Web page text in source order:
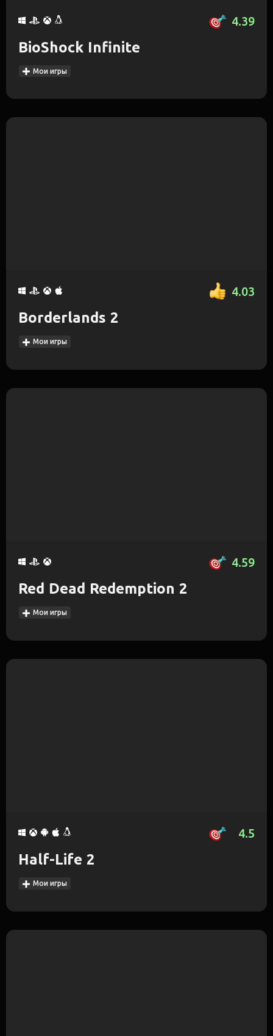
4.39
BioShock Infinite
Мои игры
4.03
Borderlands 2
Мои игры
4.59
Red Dead Redemption 2
Мои игры
4.5
Half-Life 2
Мои игры